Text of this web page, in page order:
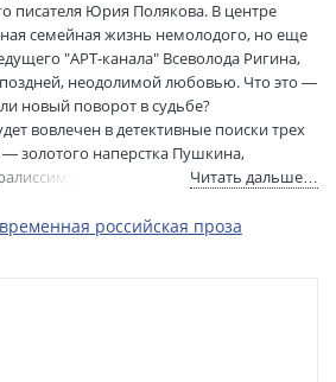
1/32
гр.
экз.
писателя Юрия Полякова. В центре
семейная жизнь немолодого, но еще
"АРТ-канала" Всеволода Ригина,
поздней, неодолимой любовью. Что это —
новый поворот в судьбе?
вовлечен в детективные поиски трех
золотого наперстка Пушкина,
Сталина и урны супрематиста
переходящей в острую сатиру.
Читать дальше…
российская проза